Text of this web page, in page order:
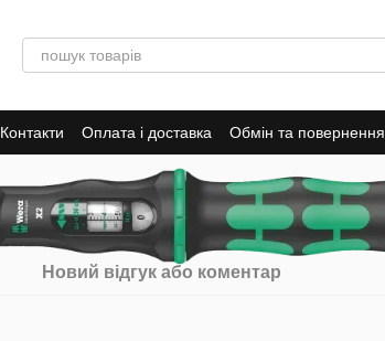
Контакти Оплата і доставка Обмін та повернення
Новий відгук або коментар